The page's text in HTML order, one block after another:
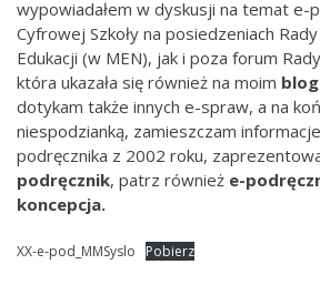
wypowiadałem w dyskusji na temat e-
Cyfrowej Szkoły na posiedzeniach
Edukacji (w MEN), jak i poza forum
która ukazała się również na moim
dotykam także innych e-spraw, a na
niespodzianką, zamieszczam
podręcznika z 2002 roku,
podręcznik, patrz również e-
koncepcja.
XX-e-pod_MMSyslo Pobierz